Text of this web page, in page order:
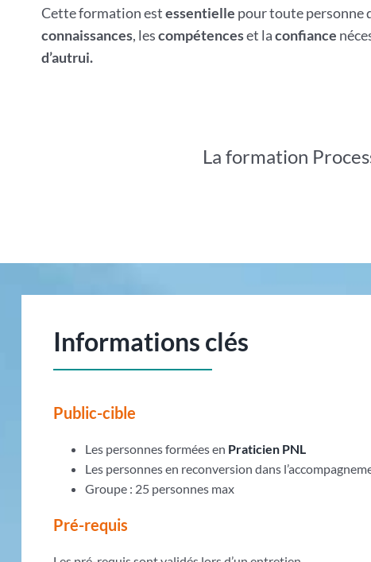
Cette formation estessentielle pour toute personne
connaissances, lescompétenceset laconfiance
d’autrui.
La formation
Informations clés
Public-cible
Les personnes formées en Praticien PNL
Les personnes en reconversion dans
Groupe : 25 personnes max
Pré-requis